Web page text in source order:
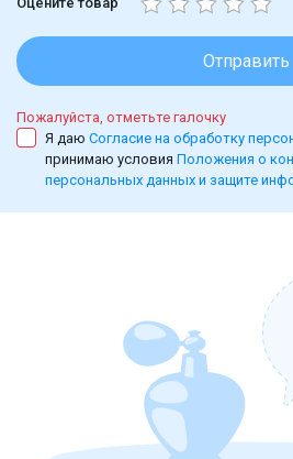
Отправить
Пожалуйста, отметьте галочку
Я даю Согласие на обработку
принимаю условия Положения о
персональных данных и защите